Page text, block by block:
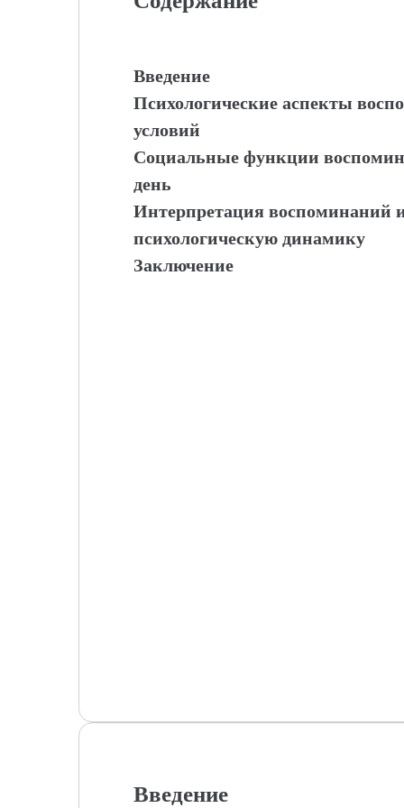
Введение
Психологические аспекты
условий
Социальные функции
день
Интерпретация воспоминаний
психологическую динамику
Заключение
Введение